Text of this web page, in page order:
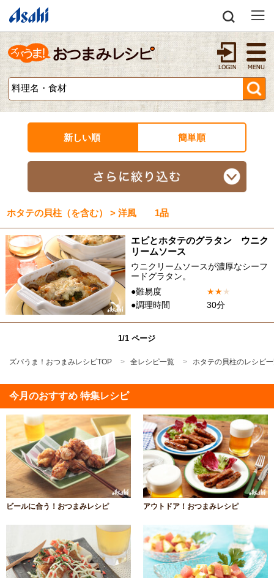
新しい順 簡単順
ホタテの貝柱（を含む） > 洋風 1品
エビとホタテのグラタン ウニク
リームソース
ウニクリームソースが濃厚なシーフ
ードグラタン。
●難易度
★★★
●調理時間
30分
1/1 ページ
ズバうま！おつまみレシピTOP 全レシピ一覧 ホタテの貝柱のレシピ
今月のおすすめ 特集レシピ
ビールに合う！おつまみレシピ アウトドア！おつまみレシピ